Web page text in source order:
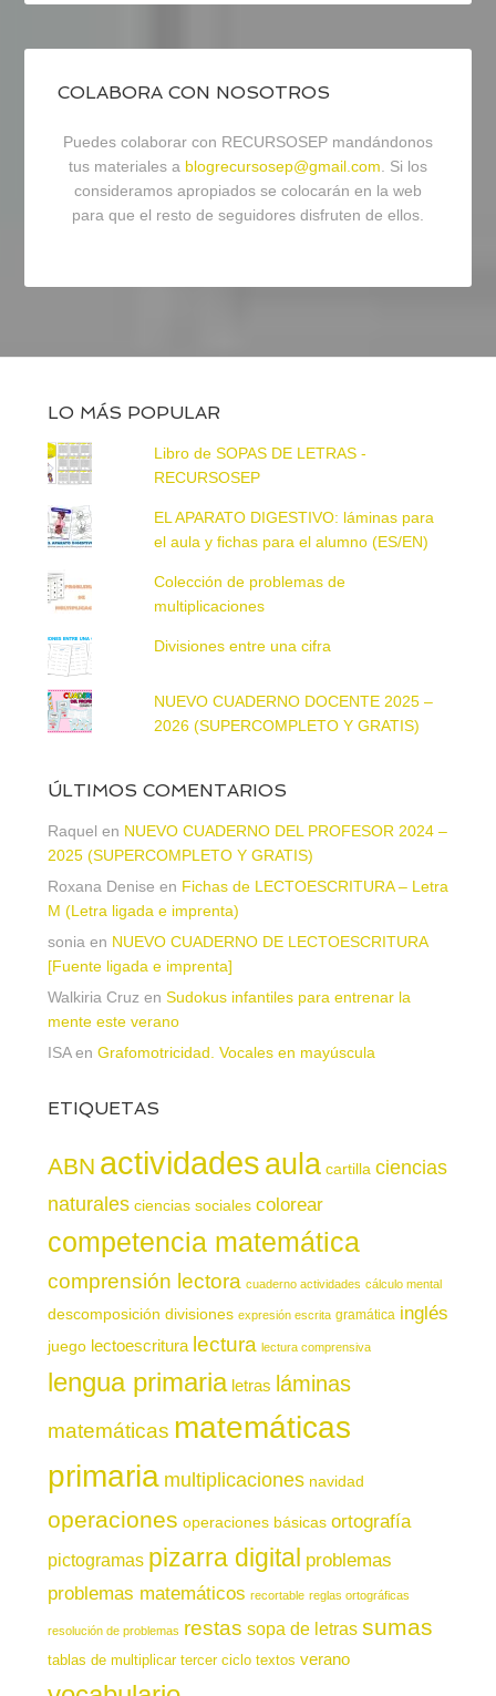
COLABORA CON NOSOTROS
Puedes colaborar con RECURSOSEP mandándonos
tus materiales a blogrecursosep@gmail.com. Si los
consideramos apropiados se colocarán en la web
para que el resto de seguidores disfruten de ellos.
LO MÁS POPULAR
Libro de SOPAS DE LETRAS -
RECURSOSEP
EL APARATO DIGESTIVO: láminas para
el aula y fichas para el alumno (ES/EN)
Colección de problemas de
multiplicaciones
Divisiones entre una cifra
NUEVO CUADERNO DOCENTE 2025 –
2026 (SUPERCOMPLETO Y GRATIS)
ÚLTIMOS COMENTARIOS
Raquel en NUEVO CUADERNO DEL PROFESOR 2024 –
2025 (SUPERCOMPLETO Y GRATIS)
Roxana Denise en Fichas de LECTOESCRITURA – Letra
M (Letra ligada e imprenta)
sonia en NUEVO CUADERNO DE LECTOESCRITURA
[Fuente ligada e imprenta]
Walkiria Cruz en Sudokus infantiles para entrenar la
mente este verano
ISAen Grafomotricidad. Vocales en mayúscula
ETIQUETAS
ABN actividadesaula cartilla ciencias
naturales ciencias sociales colorear
competencia matemática
comprensión lectora cuaderno actividades cálculo mental
descomposición divisiones expresión escrita gramática inglés
juego lectoescritura lectura lectura comprensiva
lengua primaria letras láminas
matemáticas matemáticas
primaria multiplicaciones navidad
operaciones operaciones básicas ortografía
pictogramas pizarra digital problemas
problemas matemáticos recortable reglas ortográficas
resolución de problemas restas sopa de letras sumas
tablas de multiplicar tercer ciclo textos verano